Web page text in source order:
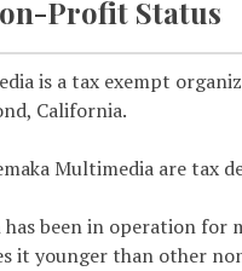
Profit Status
is a tax exempt
California.
Multimedia are tax
been in operation for
it younger than other